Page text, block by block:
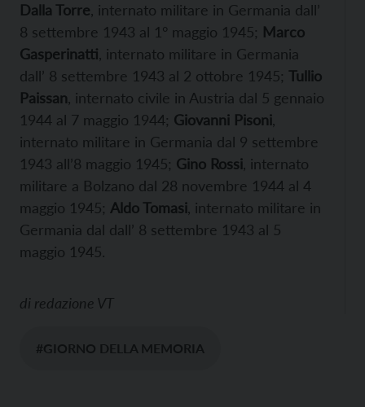
Dalla Torre , internato militare in Germania dall’
8 settembre 1943 al 1° maggio 1945; Marco
Gasperinatti , internato militare in Germania
dall’ 8 settembre 1943 al 2 ottobre 1945; Tullio
Paissan , internato civile in Austria dal 5 gennaio
1944 al 7 maggio 1944; Giovanni Pisoni
internato militare in Germania dal 9 settembre
1943 all’8 maggio 1945; Gino Rossi , internato
militare a Bolzano dal 28 novembre 1944 al 4
maggio 1945; Aldo Tomasi , internato militare in
Germania dal dall’ 8 settembre 1943 al 5
maggio 1945.
di redazione VT
#GIORNO DELLA MEMORIA